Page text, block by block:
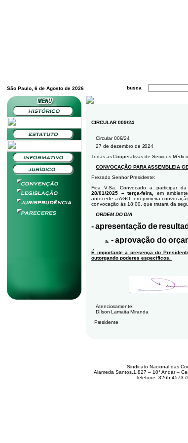
São Paulo, 6 de Agosto de 2026 busca
CIRCULAR 009/24
Circular 009/24
27 de dezembro de 2024
Todas as Cooperativas de Serviços
CONVOCAÇÃO PARA ASSEMBLEIA
Prezado Senhor Presidente:
Fica V.Sa. Convocado a participar
28/01/2025
– terça-feira, em ambiente
antecede a AGO, em primeira
convocação às 18:00, que tratará da
ORDEM DO DIA
-apresentaçãode
-aprovação do
É importante a presença do
outorgando poderes específicos.
Atenciosamente,
Dílson Lamaita Miranda
Presidente
Sindicato Nacional das
Alameda Santos,1.827 – 10° Andar –
Telefone: 3265-4573 /